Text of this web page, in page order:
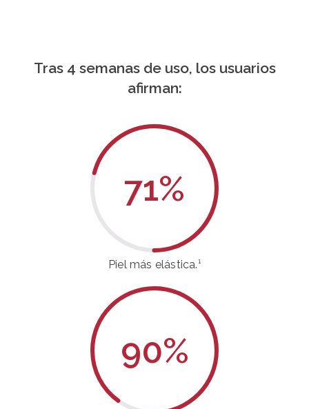
Tras 4 semanas de uso, los usuarios
afirman:
71%
Piel más elástica.¹
90%